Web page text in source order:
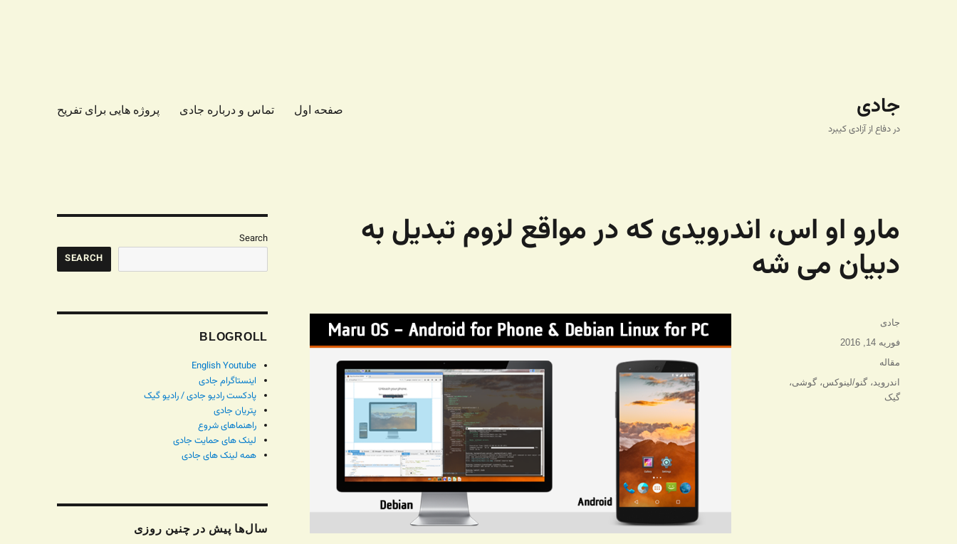
جادی
در دفاع از آزادی کیبرد
صفحه اول تماس و درباره جادی پروژه هایی برای تفریح
مارو او اس،‌ اندرویدی که در مواقع لزوم تبدیل به
دبیان می شه
نویسنده
جادی
ارسال
شده
فوریه 14, 2016
دسته‌ها
مقاله
برچسب‌ها
اندروید،گنو/لینوکس،گوشی،
گیک
Search
SEARCH
BLOGROLL
English Youtube
اینستاگرام جادی
پادکست رادیو جادی / رادیو گیک
پتریان جادی
راهنماهای شروع
لینک های حمایت جادی
همه لینک های جادی
سال‌ها پیش در چنین روزی